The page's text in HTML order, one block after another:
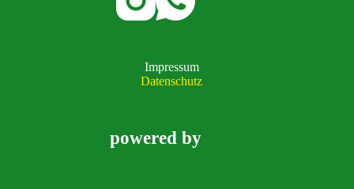
Impressum
Datenschutz
powered by